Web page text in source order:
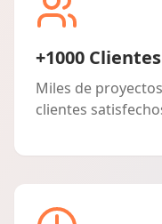
+1000
Miles de
clientes